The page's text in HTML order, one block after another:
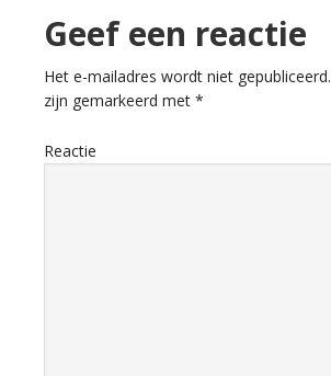
Reader
Interactions
Geef een reactie
Het e-mailadres wordt niet gepubliceerd.
zijn gemarkeerd met *
Reactie